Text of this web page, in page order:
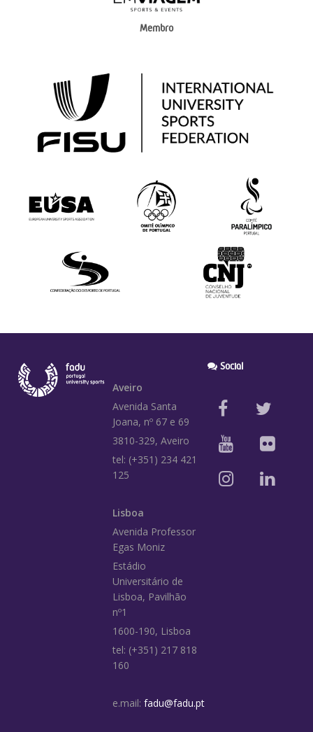
Membro
Aveiro
Avenida Santa
Joana, nº 67 e 69
3810-329, Aveiro
tel: (+351) 234 421
125
Lisboa
Avenida Professor
Egas Moniz
Estádio
Universitário de
Lisboa, Pavilhão
nº1
1600-190, Lisboa
tel: (+351) 217 818
160
e.mail: fadu@fadu.pt
Social